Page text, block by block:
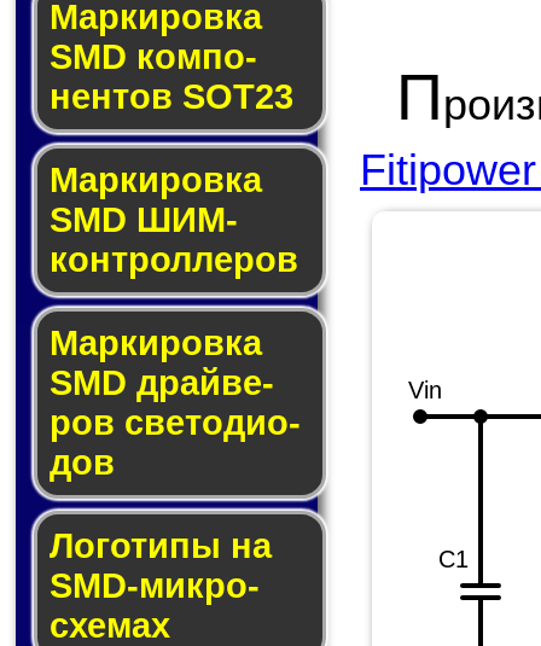
Маркировка
SMD ком­по­
нен­тов SOT23
Маркировка
SMD ШИМ-
кон­трол­ле­ров
Маркировка
SMD драй­ве­
ров све­то­ди­о­
дов
Логотипы на
SMD-мик­ро­
схе­мах
П
Vin
C1